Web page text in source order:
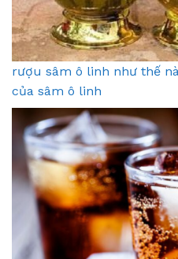
rượu sâm ô linh như thế
của sâm ô linh